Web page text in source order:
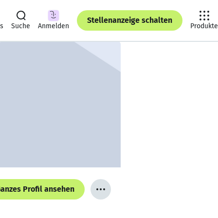
Suche Anmelden
Stellenanzeige schalten
Produkte
Profil ansehen